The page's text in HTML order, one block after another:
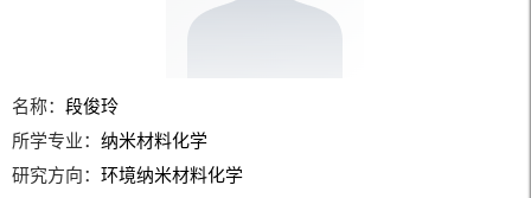
名称：段俊玲
所学专业：纳米材料化学
研究方向：环境纳米材料化学